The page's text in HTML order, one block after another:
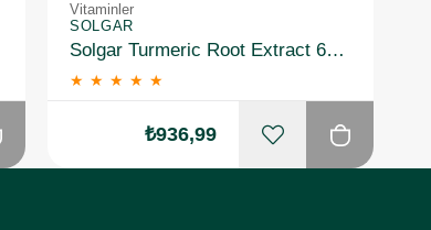
Vitaminler
SOLGAR
Solgar Turmeric Root Extract 60 Kapsül
★ ★ ★ ★ ★
₺936,99